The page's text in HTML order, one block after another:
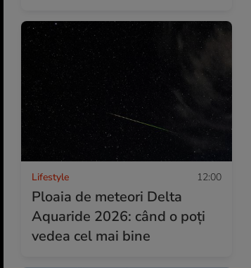
Lifestyle 12:00
Ploaia de meteori Delta
Aquaride 2026: când o poți
vedea cel mai bine